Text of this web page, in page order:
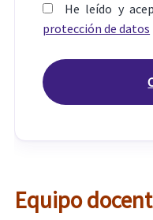
He leído y
protección de datos
Equipo